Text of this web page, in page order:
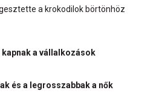
a krokodilok börtönhöz
a vállalkozások
és a legrosszabbak a nők